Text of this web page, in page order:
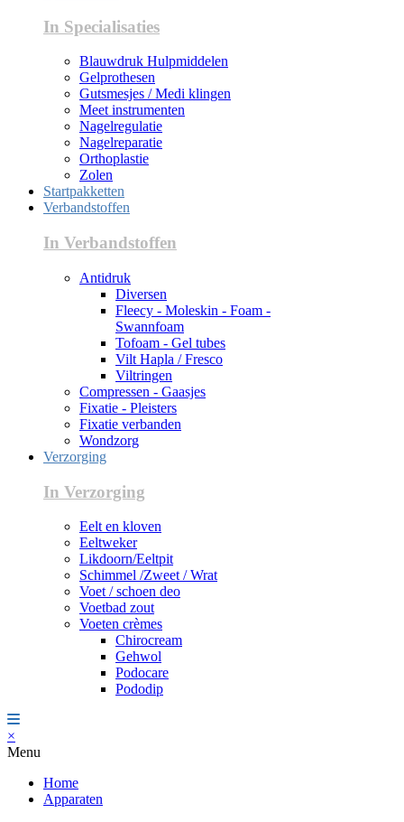
In Specialisaties
Blauwdruk Hulpmiddelen
Gelprothesen
Gutsmesjes / Medi klingen
Meet instrumenten
Nagelregulatie
Nagelreparatie
Orthoplastie
Zolen
Startpakketten
Verbandstoffen
In Verbandstoffen
Antidruk
Diversen
Fleecy - Moleskin - Foam -
Swannfoam
Tofoam - Gel tubes
Vilt Hapla / Fresco
Viltringen
Compressen - Gaasjes
Fixatie - Pleisters
Fixatie verbanden
Wondzorg
Verzorging
In Verzorging
Eelt en kloven
Eeltweker
Likdoorn/Eeltpit
Schimmel /Zweet / Wrat
Voet / schoen deo
Voetbad zout
Voeten crèmes
Chirocream
Gehwol
Podocare
Pododip
×
Menu
Home
Apparaten